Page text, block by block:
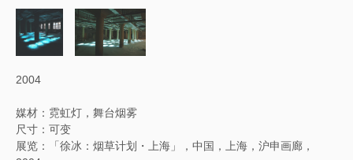
2004
媒材：霓虹灯，舞台烟雾
尺寸：可变
展览：「徐冰：烟草计划・上海」，中国，上海，沪申画廊，